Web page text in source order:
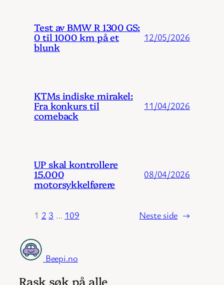
Test av BMW R 1300 GS:
0 til 1000 km på et
blunk
12/05/2026
KTMs indiske mirakel:
Fra konkurs til
comeback
11/04/2026
UP skal kontrollere
15.000
motorsykkelførere
08/04/2026
1 2 3 … 109 Neste side →
Beepi.no
Rask søk på alle